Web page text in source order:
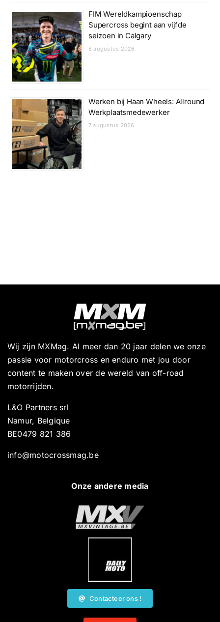
FIM Wereldkampioenschap
Supercross begint aan vijfde
seizoen in Calgary
8 augustus 2026
Werken bij Haan Wheels: Allround
Werkplaatsmedewerker
7 augustus 2026
Wij zijn MXMag. Al meer dan 20 jaar delen we onze
passie voor motorcross en enduro met jou door
content te maken over de wereld van off-road
motorrijden.
L&O Partners srl
Namur, Belgique
BE0479 821 386
info@motocrossmag.be
Onze andere media
Contacteer ons !